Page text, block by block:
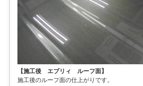
【施工後 エブリィ ルーフ面】
施工後のルーフ面の仕上がりです。